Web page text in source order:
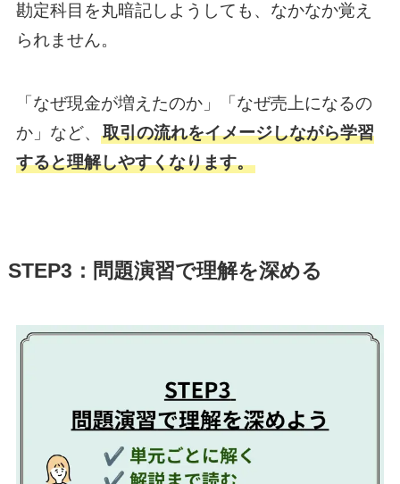
勘定科目を丸暗記しようしても、なかなか覚え
られません。
「なぜ現金が増えたのか」「なぜ売上になるの
か」など、 取引の流れをイメージしながら学習
すると理解しやすくなります。
STEP3：問題演習で理解を深める